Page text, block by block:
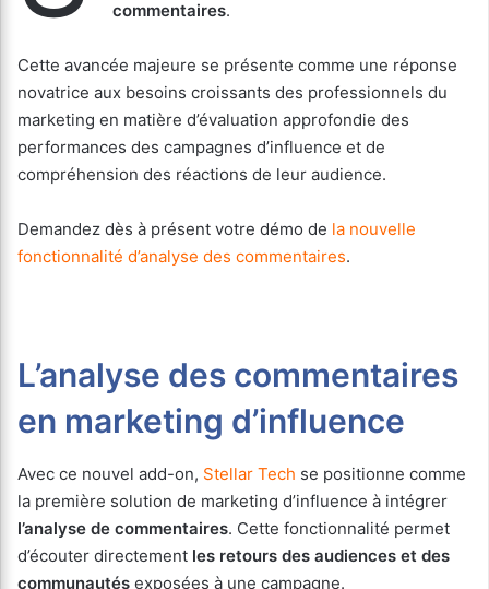
commentaires.
Cette avancée majeure se présente comme une réponse
novatrice aux besoins croissants des professionnels du
marketing en matière d’évaluation approfondie des
performances des campagnes d’influence et de
compréhension des réactions de leur audience.
Demandez dès à présent votre démo de la nouvelle
fonctionnalité d’analyse des commentaires.
L’analyse des commentaires
en marketing d’influence
Avec ce nouvel add-on, Stellar Tech se positionne comme
la première solution de marketing d’influence à intégrer
l’analyse de commentaires. Cette fonctionnalité permet
d’écouter directement les retours des audiences et des
communautés exposées à une campagne.